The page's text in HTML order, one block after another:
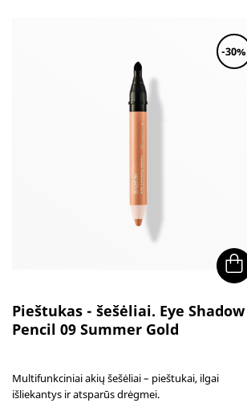
-30%
Pieštukas - šešėliai. Eye Shadow
Pencil 09 Summer Gold
Multifunkciniai akių šešėliai – pieštukai, ilgai
išliekantys ir atsparūs drėgmei.